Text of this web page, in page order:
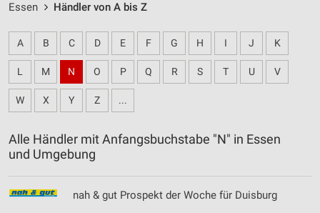
Essen Händler von A bis Z
A B C D E F G H I J K
L M N O P Q R S T U V
W X Y Z ...
Alle Händler mit Anfangsbuchstabe "N" in Essen
und Umgebung
nah & gut Prospekt der Woche für Duisburg